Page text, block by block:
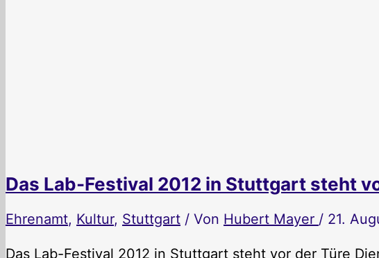
Das Lab-Festival 2012 in Stuttgart steht
Ehrenamt, Kultur, Stuttgart / Von Hubert Mayer / 21.
Das Lab-Festival 2012 in Stuttgart steht vor der Türe